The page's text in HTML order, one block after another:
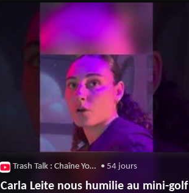
Trash Talk : Chaîne Youtube • 54 jours
Carla Leite nous humilie au mini-golf